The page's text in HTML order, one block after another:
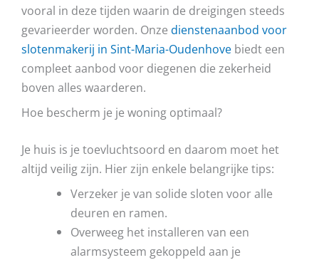
vooral in deze tijden waarin de dreigingen steeds
gevarieerder worden. Onze dienstenaanbod voor
slotenmakerij in Sint-Maria-Oudenhove biedt een
compleet aanbod voor diegenen die zekerheid
boven alles waarderen.
Hoe bescherm je je woning optimaal?
Je huis is je toevluchtsoord en daarom moet het
altijd veilig zijn. Hier zijn enkele belangrijke tips:
Verzeker je van solide sloten voor alle
deuren en ramen.
Overweeg het installeren van een
alarmsysteem gekoppeld aan je